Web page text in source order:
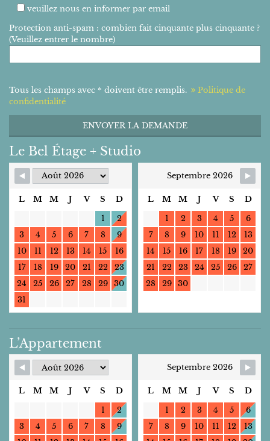
Le Bel Étage + Studio
L M M J V S
D
1
2
3
4 5 6 7 8
9
10
11 12 13 14 15
16
17
18 19 20 21 22
23
24
25 26 27 28 29
30
31
Septembre 2026
L M M J V S
D
1
2 3 4 5
6
7
8 9 10 11 12
13
14
15 16 17 18 19
20
21
22 23 24 25 26
27
28
29 30
L’Appartement
L M M J V S
D
1
2
3
4 5 6 7 8
9
Septembre 2026
L M M J V S
D
1
2 3 4 5
6
7
8 9 10 11 12
13
veuillez nous en informer par email
Protection anti-spam : combien fait cinquante plus cinquante ?
(Veuillez entrer le nombre)
lasse
dieses
Feld
Tous les champs avec * doivent être remplis.
Politique de
confidentialité